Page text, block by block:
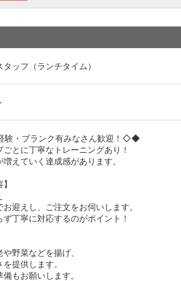
ッフ（ランチタイム）
・ブランク有みなさん歓迎！◇◆
とに丁寧なトレーニングあり！
えていく達成感があります。
迎えし、ご注文をお伺いします。
丁寧に対応するのがポイント！
野菜などを揚げ、
提供します。
もお願いします。